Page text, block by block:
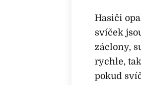
Hasiči
svíček
záclony,
rychle,
pokud